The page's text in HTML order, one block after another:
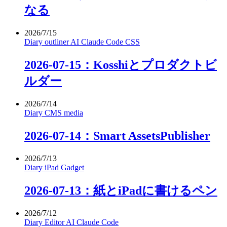
なる
2026/7/15
Diary outlinerAI Claude Code CSS
2026-07-15：Kosshiとプロダクトビ
ルダー
2026/7/14
Diary CMS media
2026-07-14：Smart AssetsPublisher
2026/7/13
Diary iPad Gadget
2026-07-13：紙とiPadに書けるペン
2026/7/12
Diary EditorAI Claude Code